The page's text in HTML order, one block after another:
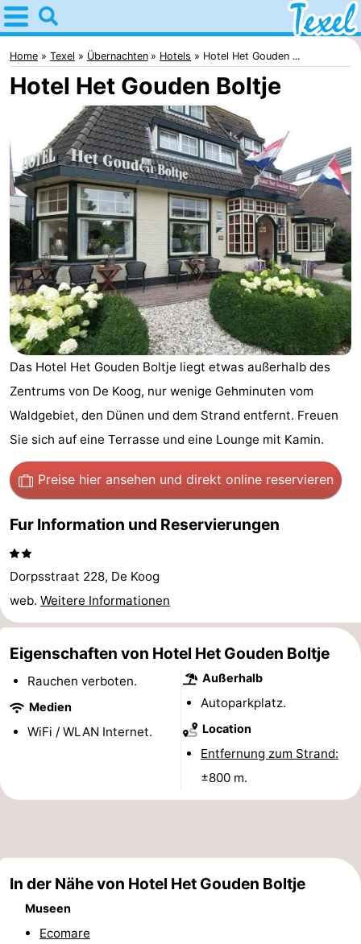
Home
Texel
Tipps
kindern
Dorfer
-
Den
Burg
Den
Hoorn
-
De
Cocksdorp
-
De
-
De
-
Schönste
Aussichtspunkte
Übernachten
Appartements
-
Zee
Vlijt
Hoeve
-
-
Home Texel Übernachten Hotels Hotel Het Gouden ...
Hotel Het Gouden Boltje
Das Hotel Het Gouden Boltje liegt etwas außerhalb des
Zentrums von De Koog, nur wenige Gehminuten vom
Waldgebiet, den Dünen und dem Strand entfernt. Freuen
Sie sich auf eine Terrasse und eine Lounge mit Kamin.
Preise hier ansehen und direkt online reservieren
Fur Information und Reservierungen
Dorpsstraat 228, De Koog
web. Weitere Informationen
Eigenschaften von Hotel Het Gouden Boltje
Rauchen verboten.
Medien
WiFi / WLAN Internet.
Außerhalb
Autoparkplatz.
Location
Entfernung zum Strand:
±800 m.
In der Nähe von Hotel Het Gouden Boltje
Museen
Ecomare